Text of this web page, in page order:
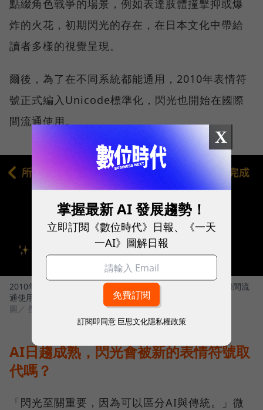
點綴角色戰爭的場景，例如表達肢體撞擊抑或爆
炸的火花，初期閃光的存在，在日本文化中帶給
讀者多樣的視覺呈現。
爾後，為了在不同系統都能通用，2010年表情符
號正式編入Unicode標準化，閃光也開始在國際
間流通使用。
2010年表情符號編入Unicode標準化，閃光符號也開始在國際間流
通使用。
圖／ 螢幕錄影
AI日趨成熟，閃光會被新的表情符號取
代嗎？
「閃光至關重要，因為可以區分AI與傳統。」微
X
掌握最新 AI 發展趨勢！
立即訂閱《數位時代》日報、《一天
一AI》圖解日報
訂閱即同意 巨思文化隱私權政策